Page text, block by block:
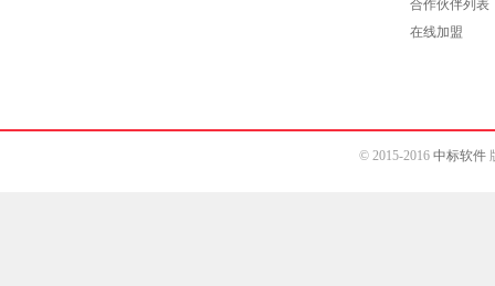
合作伙伴列表
在线加盟
© 2015-2016 中标软件